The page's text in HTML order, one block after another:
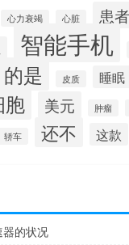
心力衰竭 心脏 患者
智能手机
的是 皮质 睡眠
胞 美元 肿瘤
轿车 还不 这款
的状况